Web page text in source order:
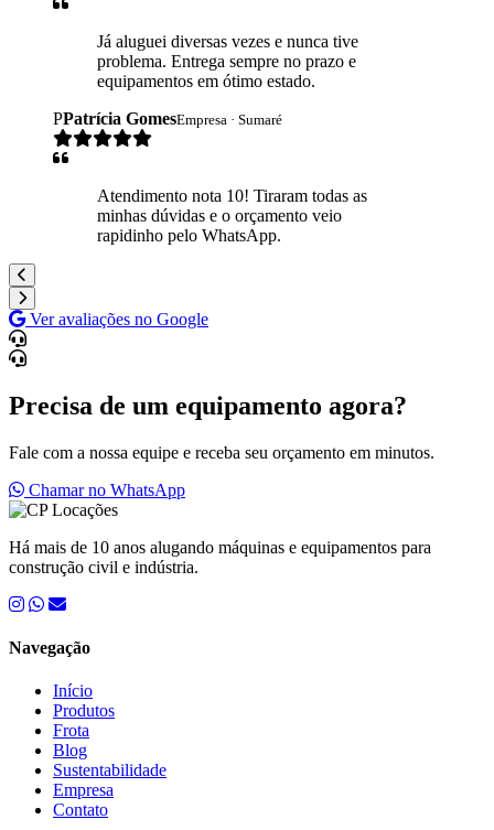
Já aluguei diversas vezes e nunca tive
problema. Entrega sempre no prazo e
equipamentos em ótimo estado.
PPatrícia GomesEmpresa · Sumaré
Atendimento nota 10! Tiraram todas as
minhas dúvidas e o orçamento veio
rapidinho pelo WhatsApp.
Ver avaliações no Google
Precisa de um equipamento agora?
Fale com a nossa equipe e receba seu orçamento em minutos.
Chamar no WhatsApp
Há mais de 10 anos alugando máquinas e equipamentos para
construção civil e indústria.
Navegação
Início
Produtos
Frota
Blog
Sustentabilidade
Empresa
Contato